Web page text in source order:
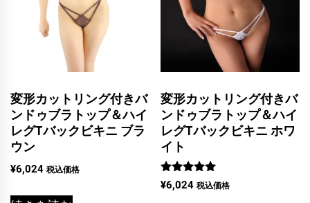
変形カットリング付きバ
ンドゥブラトップ＆ハイ
レグTバックビキニ ブラ
ウン
¥6,024 税込価格
変形カットリング付きバ
ンドゥブラトップ＆ハイ
レグTバックビキニ ホワ
イト
5段階中
5.00
¥6,024 税込価格